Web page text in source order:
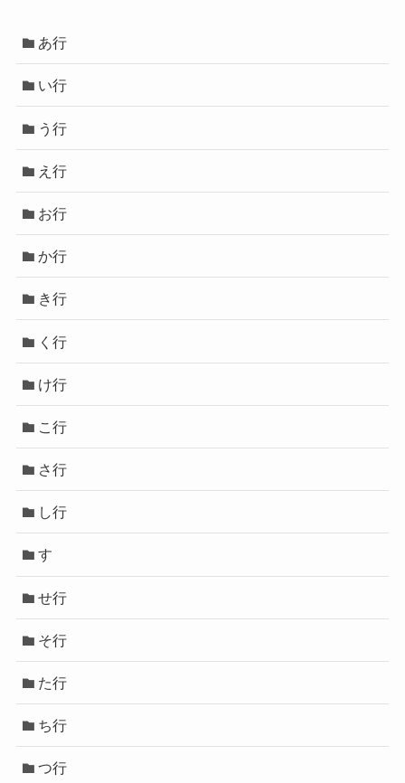
あ行
い行
う行
え行
お行
か行
き行
く行
け行
こ行
さ行
し行
す
せ行
そ行
た行
ち行
つ行